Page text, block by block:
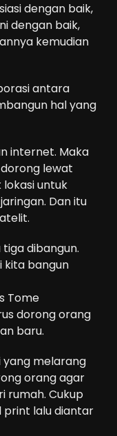
dengan baik,
dengan baik,
kemudian
antara
hal yang
internet. Maka
lewat
lokasi untuk
Dan itu
dibangun.
kita bangun
Tome
dorong orang
baru.
yang melarang
orang agar
rumah. Cukup
print lalu diantar